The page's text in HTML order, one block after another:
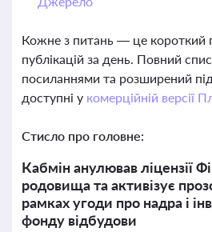
Кожне з питань — це короткий
публікацій за день. Повний
посиланнями та розширений
доступні у комерційній версії
Стисло про головне:
Кабмін анулював ліцензії
родовища та активізує
рамках угоди про надра і
фонду відбудови